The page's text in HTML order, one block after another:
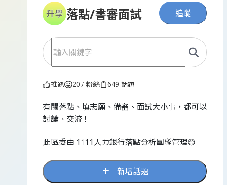
落點/書審面試 追蹤
推趴 207 粉絲 649 話題
有關落點、填志願、備審、面試大小事，都可以
討論、交流！
此區委由 1111人力銀行落點分析團隊管理😊
新增話題